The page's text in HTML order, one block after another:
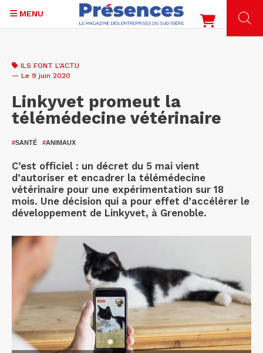
contenu
MENU
ILS FONT L'ACTU
— Le 9 juin 2020
Linkyvet promeut la
télémédecine vétérinaire
#SANTÉ #ANIMAUX
C’est officiel : un décret du 5 mai vient
d’autoriser et encadrer la télémédecine
vétérinaire pour une expérimentation sur 18
mois. Une décision qui a pour effet d’accélérer le
développement de Linkyvet, à Grenoble.